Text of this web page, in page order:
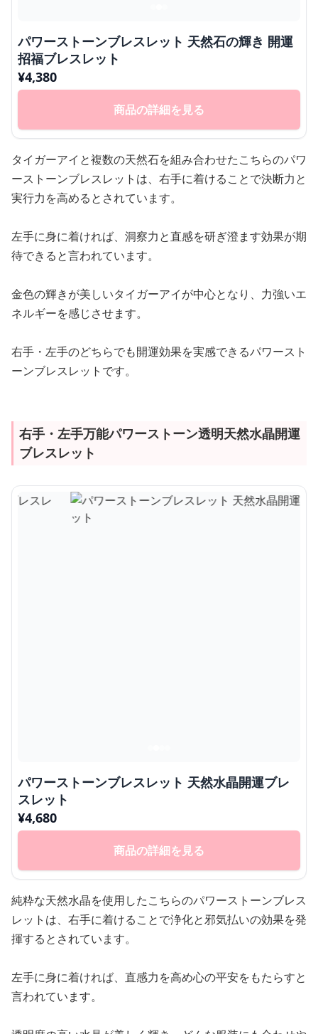
パワーストーンブレスレット 天然石の輝き 開運
招福ブレスレット
¥4,380
商品の詳細を見る
タイガーアイと複数の天然石を組み合わせたこちらのパワ
ーストーンブレスレットは、右手に着けることで決断力と
実行力を高めるとされています。
左手に身に着ければ、洞察力と直感を研ぎ澄ます効果が期
待できると言われています。
金色の輝きが美しいタイガーアイが中心となり、力強いエ
ネルギーを感じさせます。
右手・左手のどちらでも開運効果を実感できるパワースト
ーンブレスレットです。
右手・左手万能パワーストーン透明天然水晶開運
ブレスレット
パワーストーンブレスレット 天然水晶開運ブレ
スレット
¥4,680
商品の詳細を見る
純粋な天然水晶を使用したこちらのパワーストーンブレス
レットは、右手に着けることで浄化と邪気払いの効果を発
揮するとされています。
左手に身に着ければ、直感力を高め心の平安をもたらすと
言われています。